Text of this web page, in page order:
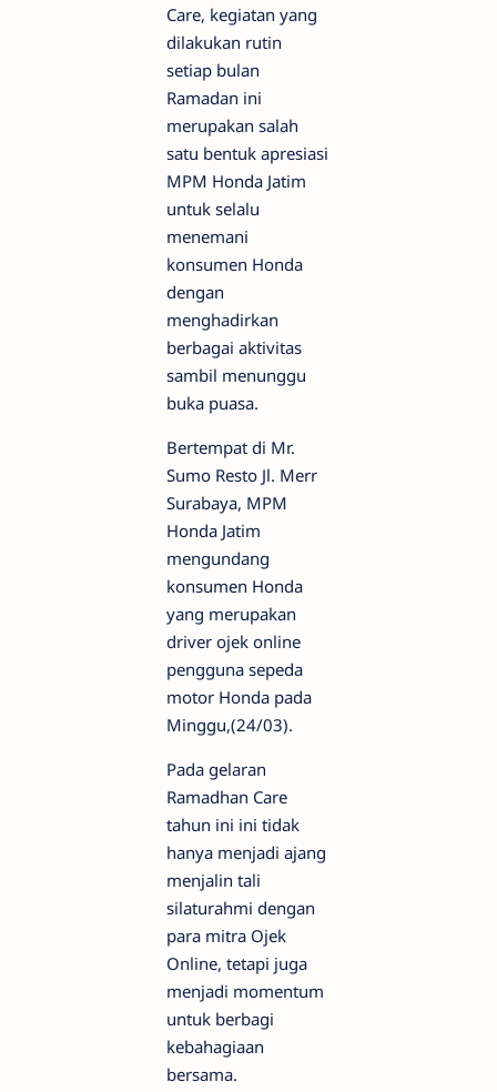
Care, kegiatan yang
dilakukan rutin
setiap bulan
Ramadan ini
merupakan salah
satu bentuk apresiasi
MPM Honda Jatim
untuk selalu
menemani
konsumen Honda
dengan
menghadirkan
berbagai aktivitas
sambil menunggu
buka puasa.
Bertempat di Mr.
Sumo Resto Jl. Merr
Surabaya, MPM
Honda Jatim
mengundang
konsumen Honda
yang merupakan
driver ojek online
pengguna sepeda
motor Honda pada
Minggu,(24/03).
Pada gelaran
Ramadhan Care
tahun ini ini tidak
hanya menjadi ajang
menjalin tali
silaturahmi dengan
para mitra Ojek
Online, tetapi juga
menjadi momentum
untuk berbagi
kebahagiaan
bersama.